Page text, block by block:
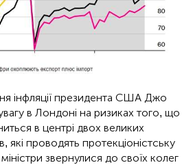
інфляції президента США Джо
в Лондоні на ризиках того, що
в центрі двох великих
які проводять протекціоністську
звернулися до своїх колег